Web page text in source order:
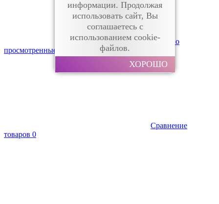
Недавно
просмотренные
Сравнение
товаров 0
информации. Продолжая
использовать сайт, Вы
соглашаетесь с
использованием cookie-
файлов.
ХОРОШО